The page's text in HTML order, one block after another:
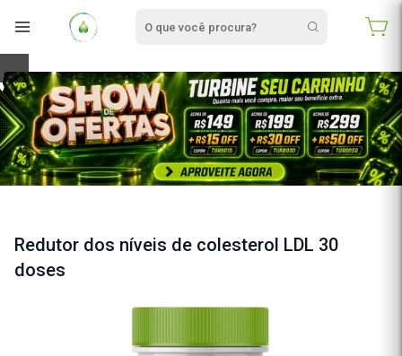
Redutor dos níveis de colesterol LDL 30
doses